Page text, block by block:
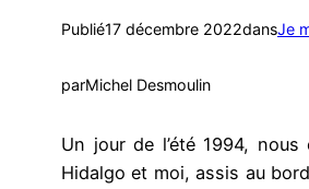
Publié17 décembre 2022dansJe
parMichel Desmoulin
Un jour de l’été 1994, nous
Hidalgo et moi, assis au